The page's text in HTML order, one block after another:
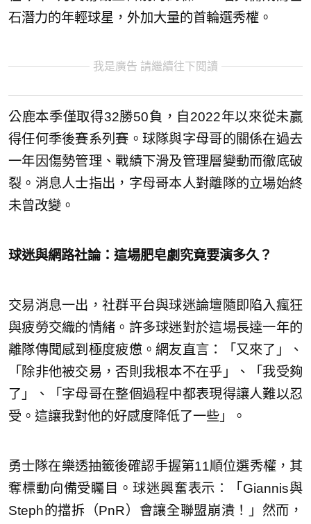
石潛力的年輕球星，外加大量的首輪選秀權。
我是廣告 請繼續往下閱讀
公鹿本季僅取得32勝50負，自2022年以來從未贏
得任何季後賽系列賽。球隊與字母哥的關係在過去
一年因傷勢管理、戰績下滑及管理層變動而徹底破
裂。消息人士指出，字母哥本人對離隊的立場始終
未曾改變。
球迷與網路社論：這場肥皂劇究竟要演多久？
交易消息一出，社群平台與球迷論壇隨即陷入瘋狂
與疲勞交織的情緒。許多球迷對於這場長達一年的
離隊傳聞感到極度疲憊。網友直言：「又來了」、
「除非他被交易，否則我根本不在乎」、「我受夠
了」、「字母哥在整個過程中都表現得讓人難以忍
受。這讓我對他的好感度降低了一些」。
勇士隊在樂透抽籤後確認手握第11順位選秀權，其
奪標動向備受矚目。球迷興奮表示：「Giannis與
Steph的擋拆（PnR）會讓全聯盟崩潰！」然而，